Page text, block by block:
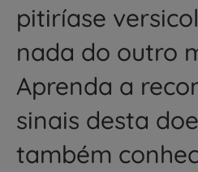
pitiríase
nada do outro
Aprenda a
sinais desta
também